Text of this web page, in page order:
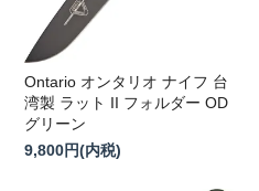
Ontario オンタリオ ナイフ 台
湾製 ラット II フォルダー OD
グリーン
9,800円(内税)